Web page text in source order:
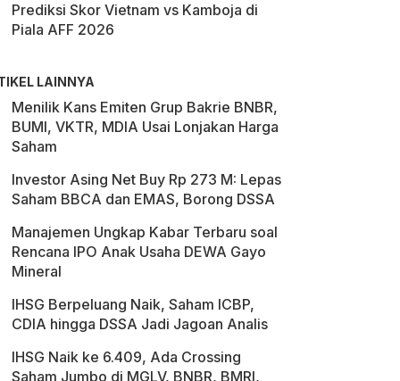
Prediksi Skor Vietnam vs Kamboja di
Piala AFF 2026
LAINNYA
Menilik Kans Emiten Grup Bakrie BNBR,
BUMI, VKTR, MDIA Usai Lonjakan Harga
Saham
Investor Asing Net Buy Rp 273 M: Lepas
Saham BBCA dan EMAS, Borong DSSA
Manajemen Ungkap Kabar Terbaru soal
Rencana IPO Anak Usaha DEWA Gayo
Mineral
IHSG Berpeluang Naik, Saham ICBP,
CDIA hingga DSSA Jadi Jagoan Analis
IHSG Naik ke 6.409, Ada Crossing
Saham Jumbo di MGLV, BNBR, BMRI,